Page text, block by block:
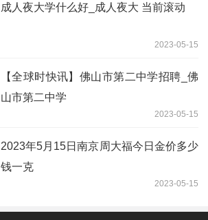
成人夜大学什么好_成人夜大 当前滚动
2023-05-15
【全球时快讯】佛山市第二中学招聘_佛
山市第二中学
2023-05-15
2023年5月15日南京周大福今日金价多少
钱一克
2023-05-15